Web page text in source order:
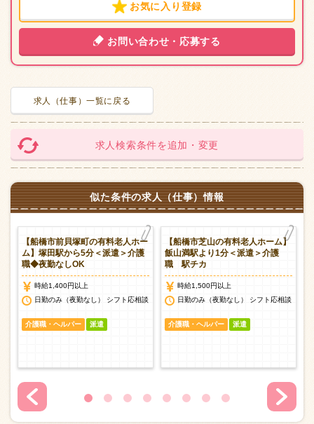
お気に入り登録
お問い合わせ・応募する
求人（仕事）一覧に戻る
求人検索条件を追加・変更
似た条件の求人（仕事）情報
【船橋市前貝塚町の有料老人ホー
ム】塚田駅から5分＜派遣＞介護
職◆夜勤なしOK
時給1,400円以上
日勤のみ（夜勤なし） シフト応相談
介護職・ヘルパー 派遣
【船橋市芝山の有料老人ホーム】
飯山満駅より1分＜派遣＞介護
職 駅チカ
時給1,500円以上
日勤のみ（夜勤なし） シフト応相談
介護職・ヘルパー 派遣